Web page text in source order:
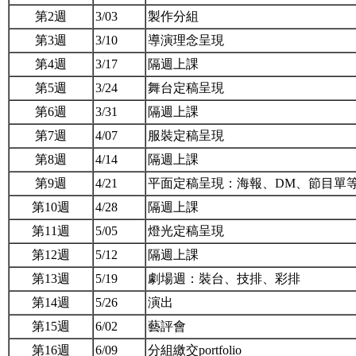
第2週 3/03
製作分組
第3週
3/10
導演理念呈現
第4週
3/17
隔週上課
第5週
3/24
舞台定稿呈現
第6週
3/31
隔週上課
第7週
4/07
服裝定稿呈現
第8週
4/14
隔週上課
第9週
4/21
平面定稿呈現：海報、DM、節目單
第10週
4/28
隔週上課
第11週
5/05
燈光定稿呈現
第12週
5/12
隔週上課
第13週
5/19
劇場週：裝台、技排、彩排
第14週
5/26
演出
第15週
6/02
藝評會
第16週
6/09 分組繳交portfolio